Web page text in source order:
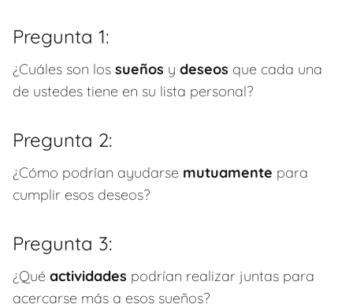
Pregunta 1:
¿Cuáles son los sueños y deseos que cada una
de ustedes tiene en su lista personal?
Pregunta 2:
¿Cómo podrían ayudarse mutuamente para
cumplir esos deseos?
Pregunta 3:
¿Qué actividades podrían realizar juntas para
acercarse más a esos sueños?